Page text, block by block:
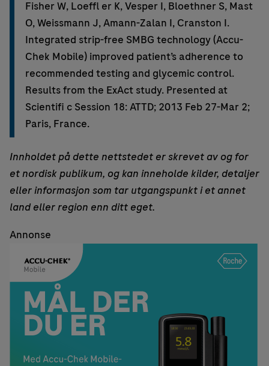
Fisher W, Loeffl er K, Vesper I, Bloethner S, Mast
O, Weissmann J, Amann-Zalan I, Cranston I.
Integrated strip-free SMBG technology (Accu-
Chek Mobile) improved patient’s adherence to
recommended testing and glycemic control.
Results from the ExAct study. Presented at
Scientifi c Session 18: ATTD; 2013 Feb 27-Mar 2;
Paris, France.
Innholdet på dette nettstedet er skrevet av og for
et nordisk publikum, og kan inneholde kilder, detaljer
eller informasjon som tar utgangspunkt i et annet
land eller region enn ditt eget.
Annonse